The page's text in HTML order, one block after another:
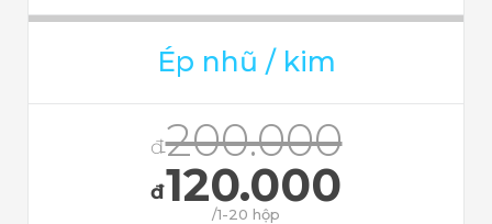
Ép nhũ / kim
đ200.000
đ120.000
/1-20 hộp